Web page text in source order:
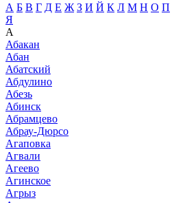
А Б В Г Д Е Ж З И Й К Л М Н О П
Я
А
Абакан
Абан
Абатский
Абдулино
Абезь
Абинск
Абрамцево
Абрау-Дюрсо
Агаповка
Агвали
Агеево
Агинское
Агрыз